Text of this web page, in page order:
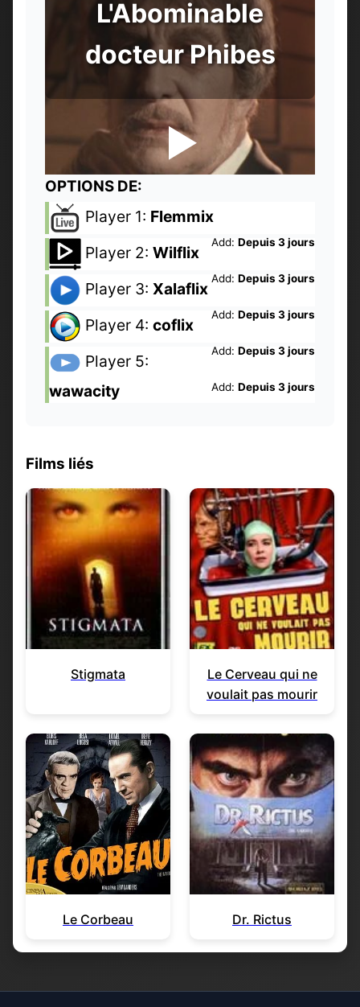
L'Abominable
docteur Phibes
OPTIONS DE:
Player 1: Flemmix
Add: Depuis 3 jours
Player 2: Wilflix
Add: Depuis 3 jours
Player 3: Xalaflix
Add: Depuis 3 jours
Player 4: coflix
Add: Depuis 3 jours
Player 5:
wawacity
Add: Depuis 3 jours
Films liés
Stigmata
Le Cerveau qui ne
voulait pas mourir
Le Corbeau Dr. Rictus